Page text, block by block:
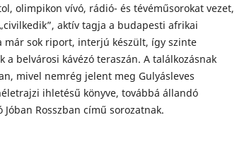
olimpikon vívó, rádió- és tévéműsorokat vezet,
aktív tagja a budapesti afrikai
már sok riport, interjú készült, így szinte
a belvárosi kávézó teraszán. A találkozásnak
mivel nemrég jelent meg Gulyásleves
ihletésű könyve, továbbá állandó
Rosszban című sorozatnak.